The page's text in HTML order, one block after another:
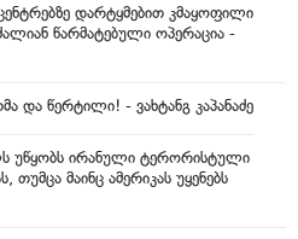
დარტყმებით კმაყოფილი
წარმატებული ოპერაცია -
და წერტილი! - ვახტანგ კაპანაძე
უწყობს ირანული ტერორისტული
მაინც ამერიკას უყენებს